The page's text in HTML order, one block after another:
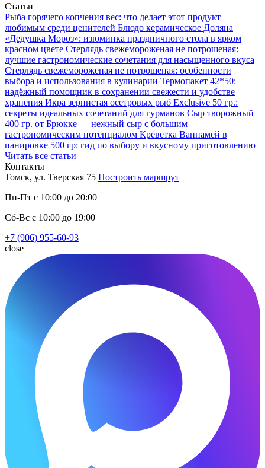
Статьи
Рыба горячего копчения вес: что делает этот продукт
любимым среди ценителей Блюдо керамическое Доляна
«Дедушка Мороз»: изюминка праздничного стола в ярком
красном цвете Стерлядь свежемороженая не потрошеная:
лучшие гастрономические сочетания для насыщенного вкуса
Стерлядь свежемороженая не потрошеная: особенности
выбора и использования в кулинарии Термопакет 42*50:
надёжный помощник в сохранении свежести и удобстве
хранения Икра зернистая осетровых рыб Exclusive 50 гр.:
секреты идеальных сочетаний для гурманов Сыр творожный
400 гр. от Брюкке — нежный сыр с большим
гастрономическим потенциалом Креветка Ваннамей в
панировке 500 гр: гид по выбору и вкусному приготовлению
Читать все статьи
Контакты
Томск, ул. Тверская 75 Построить маршрут
Пн-Пт с 10:00 до 20:00
Сб-Вс с 10:00 до 19:00
+7 (906) 955-60-93
close